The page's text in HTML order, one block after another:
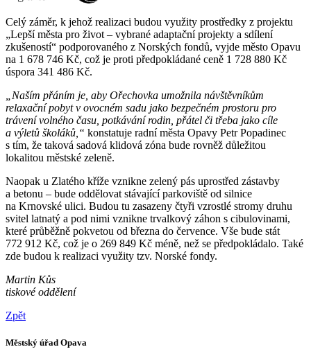
Celý záměr, k jehož realizaci budou využity prostředky z projektu
„Lepší města pro život – vybrané adaptační projekty a sdílení
zkušeností“ podporovaného z Norských fondů, vyjde město Opavu
na 1 678 746 Kč, což je proti předpokládané ceně 1 728 880 Kč
úspora 341 486 Kč.
„Naším přáním je, aby Ořechovka umožnila návštěvníkům
relaxační pobyt v ovocném sadu jako bezpečném prostoru pro
trávení volného času, potkávání rodin, přátel či třeba jako cíle
a výletů školáků,“ konstatuje radní města Opavy Petr Popadinec
s tím, že taková sadová klidová zóna bude rovněž důležitou
lokalitou městské zeleně.
Naopak u Zlatého kříže vznikne zelený pás uprostřed zástavby
a betonu – bude oddělovat stávající parkoviště od silnice
na Krnovské ulici. Budou tu zasazeny čtyři vzrostlé stromy druhu
svitel latnatý a pod nimi vznikne trvalkový záhon s cibulovinami,
které průběžně pokvetou od března do července. Vše bude stát
772 912 Kč, což je o 269 849 Kč méně, než se předpokládalo. Také
zde budou k realizaci využity tzv. Norské fondy.
Martin Kůs
tiskové oddělení
Zpět
Městský úřad Opava